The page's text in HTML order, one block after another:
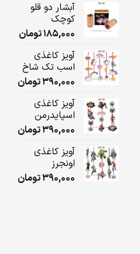
آبشار دو قلو
کوچک
185,000تومان
آویز کاغذی
اسب تک شاخ
390,000تومان
آویز کاغذی
اسپایدرمن
390,000تومان
آویز کاغذی
اونجرز
390,000تومان